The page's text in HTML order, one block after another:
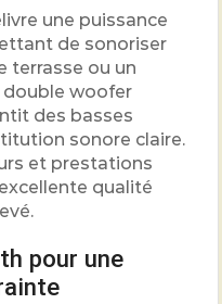
une puissance
de sonoriser
terrasse ou un
double woofer
des basses
sonore claire.
et prestations
qualité
pour une